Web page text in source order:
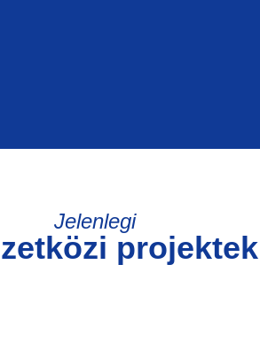
Jelenlegi
projektek